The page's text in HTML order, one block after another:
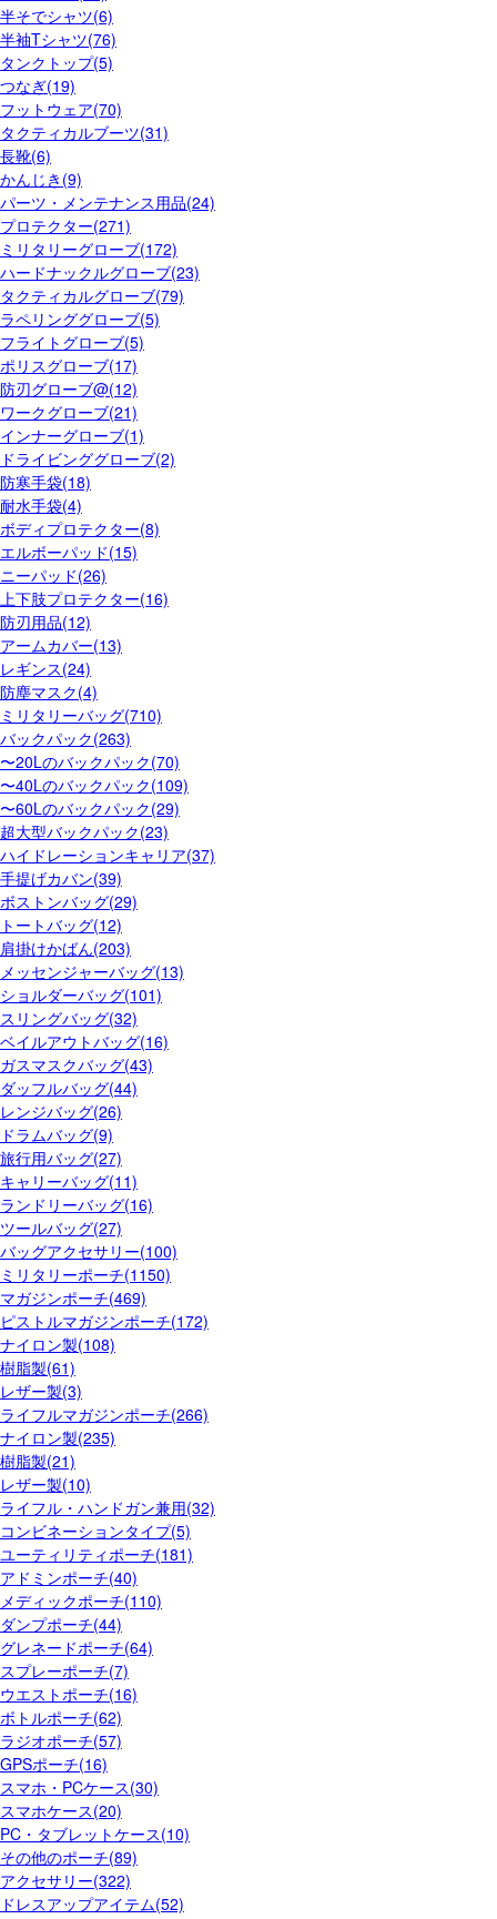
半そでシャツ(6)
半袖Tシャツ(76)
タンクトップ(5)
つなぎ(19)
フットウェア(70)
タクティカルブーツ(31)
長靴(6)
かんじき(9)
パーツ・メンテナンス用品(24)
プロテクター(271)
ミリタリーグローブ(172)
ハードナックルグローブ(23)
タクティカルグローブ(79)
ラペリンググローブ(5)
フライトグローブ(5)
ポリスグローブ(17)
防刃グローブ@(12)
ワークグローブ(21)
インナーグローブ(1)
ドライビンググローブ(2)
防寒手袋(18)
耐水手袋(4)
ボディプロテクター(8)
エルボーパッド(15)
ニーパッド(26)
上下肢プロテクター(16)
防刃用品(12)
アームカバー(13)
レギンス(24)
防塵マスク(4)
ミリタリーバッグ(710)
バックパック(263)
〜20Lのバックパック(70)
〜40Lのバックパック(109)
〜60Lのバックパック(29)
超大型バックパック(23)
ハイドレーションキャリア(37)
手提げカバン(39)
ボストンバッグ(29)
トートバッグ(12)
肩掛けかばん(203)
メッセンジャーバッグ(13)
ショルダーバッグ(101)
スリングバッグ(32)
ベイルアウトバッグ(16)
ガスマスクバッグ(43)
ダッフルバッグ(44)
レンジバッグ(26)
ドラムバッグ(9)
旅行用バッグ(27)
キャリーバッグ(11)
ランドリーバッグ(16)
ツールバッグ(27)
バッグアクセサリー(100)
ミリタリーポーチ(1150)
マガジンポーチ(469)
ピストルマガジンポーチ(172)
ナイロン製(108)
樹脂製(61)
レザー製(3)
ライフルマガジンポーチ(266)
ナイロン製(235)
樹脂製(21)
レザー製(10)
ライフル・ハンドガン兼用(32)
コンビネーションタイプ(5)
ユーティリティポーチ(181)
アドミンポーチ(40)
メディックポーチ(110)
ダンプポーチ(44)
グレネードポーチ(64)
スプレーポーチ(7)
ウエストポーチ(16)
ボトルポーチ(62)
ラジオポーチ(57)
GPSポーチ(16)
スマホ・PCケース(30)
スマホケース(20)
PC・タブレットケース(10)
その他のポーチ(89)
アクセサリー(322)
ドレスアップアイテム(52)